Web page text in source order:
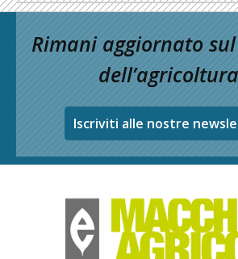
Rimani aggiornato
dell’agricoltura
Iscriviti alle nostre